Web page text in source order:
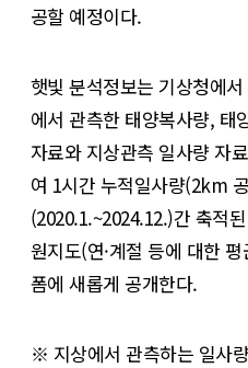
공할 예정이다.
햇빛 분석정보는 기상청에
에서 관측한 태양복사량, 태
자료와 지상관측 일사량 자
여 1시간 누적일사량(2km
(2020.1.~2024.12.)간 축적
원지도(연·계절 등에 대한
폼에 새롭게 공개한다.
※ 지상에서 관측하는 일사